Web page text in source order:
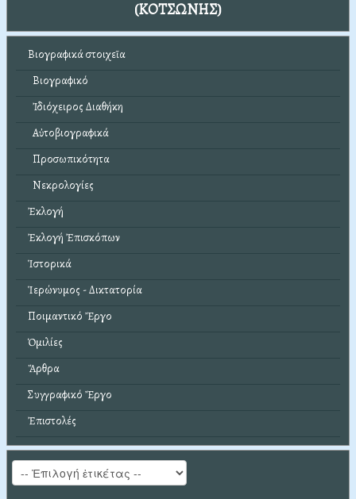
(ΚΟΤΣΩΝΗΣ)
Βιογραφικά στοιχεῖα
Βιογραφικό
Ἰδιόχειρος Διαθήκη
Αὐτοβιογραφικά
Προσωπικότητα
Νεκρολογίες
Ἐκλογή
Ἐκλογή Ἐπισκόπων
Ἱστορικά
Ἱερώνυμος - Δικτατορία
Ποιμαντικό Ἔργο
Ὁμιλίες
Ἄρθρα
Συγγραφικό Ἔργο
Ἐπιστολές